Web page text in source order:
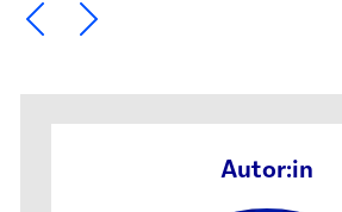
Ein Element zurück blättern
Ein Element weiter blättern
Autor:in